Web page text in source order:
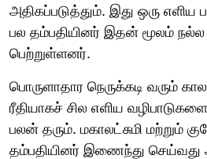
அதிகப்படுத்தும். இது ஒரு எளிய
பல தம்பதியினர் இதன் மூலம்
பெற்றுள்ளனர்.
பொருளாதார நெருக்கடி வரும்
ரீதியாகச் சில எளிய
பலன் தரும். மகாலட்சுமி மற்றும்
தம்பதியினர் இணைந்து செய்வது